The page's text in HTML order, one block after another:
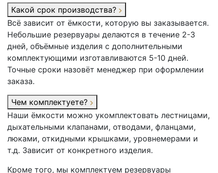
Какой срок производства?
Всё зависит от ёмкости, которую вы заказывается.
Небольшие резервуары делаются в течение 2-3
дней, объёмные изделия с дополнительными
комплектующими изготавливаются 5-10 дней.
Точные сроки назовёт менеджер при оформлении
заказа.
Чем комплектуете?
Наши ёмкости можно укомплектовать лестницами,
дыхательными клапанами, отводами, фланцами,
люками, откидными крышками, уровнемерами и
т.д. Зависит от конкретного изделия.
Кроме того, мы комплектуем резервуары